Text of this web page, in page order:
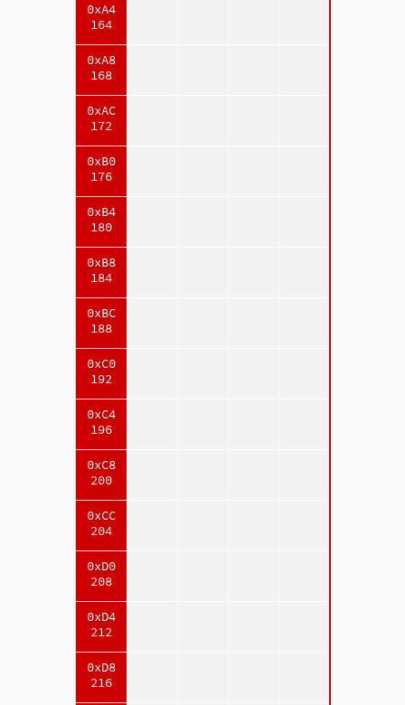
0xA4
164
0xA8
168
0xAC
172
0xB0
176
0xB4
180
0xB8
184
0xBC
188
0xC0
192
0xC4
196
0xC8
200
0xCC
204
0xD0
208
0xD4
212
0xD8
216